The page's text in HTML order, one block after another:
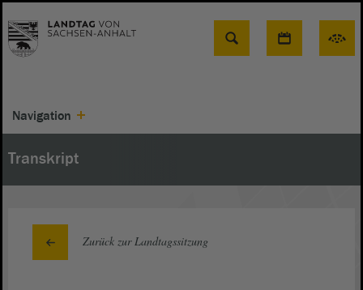
Suche
Navigation
Transkript
Zurück zur Landtagssitzung